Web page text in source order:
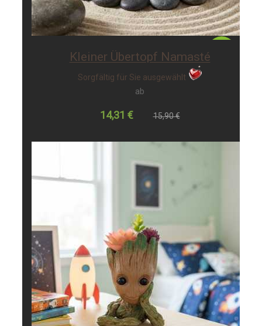
-10%
Kleiner Übertopf Namasté
Sorgfältig für Sie ausgewählt
ab
14,31 € 15,90 €